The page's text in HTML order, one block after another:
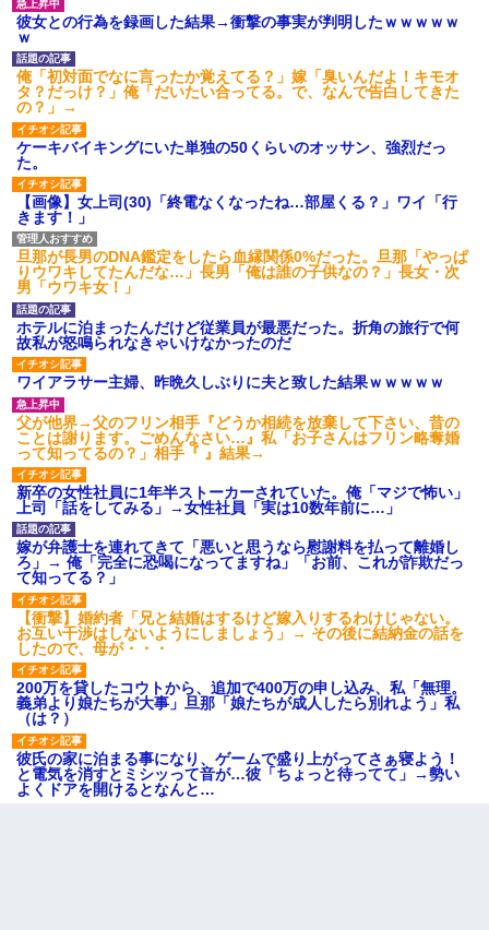
彼女との行為を録画した結果→衝撃の事実が判明したｗｗｗｗｗ
ｗ
俺「初対面でなに言ったか覚えてる？」嫁「臭いんだよ！キモオ
タ？だっけ？」俺「だいたい合ってる。で、なんで告白してきた
の？」→
ケーキバイキングにいた単独の50くらいのオッサン、強烈だっ
た。
【画像】女上司(30)「終電なくなったね…部屋くる？」ワイ「行
きます！」
旦那が長男のDNA鑑定をしたら血縁関係0%だった。旦那「やっぱ
りウワキしてたんだな…」長男「俺は誰の子供なの？」長女・次
男「ウワキ女！」
ホテルに泊まったんだけど従業員が最悪だった。折角の旅行で何
故私が怒鳴られなきゃいけなかったのだ
ワイアラサー主婦、昨晩久しぶりに夫と致した結果ｗｗｗｗｗ
父が他界→父のフリン相手『どうか相続を放棄して下さい、昔の
ことは謝ります。ごめんなさい…』私「お子さんはフリン略奪婚
って知ってるの？」相手『 』結果→
新卒の女性社員に1年半ストーカーされていた。俺「マジで怖い」
上司「話をしてみる」→女性社員「実は10数年前に…」
嫁が弁護士を連れてきて「悪いと思うなら慰謝料を払って離婚し
ろ」→ 俺「完全に恐喝になってますね」「お前、これが詐欺だっ
て知ってる？」
【衝撃】婚約者「兄と結婚はするけど嫁入りするわけじゃない。
お互い干渉はしないようにしましょう」→ その後に結納金の話を
したので、母が・・・
200万を貸したコウトから、追加で400万の申し込み、私「無理。
義弟より娘たちが大事」旦那「娘たちが成人したら別れよう」私
（は？）
彼氏の家に泊まる事になり、ゲームで盛り上がってさぁ寝よう！
と電気を消すとミシッって音が…彼「ちょっと待ってて」→勢い
よくドアを開けるとなんと…